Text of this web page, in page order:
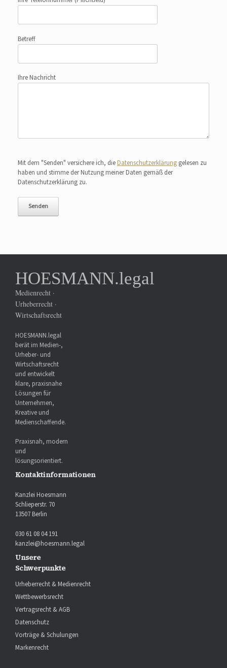
Betreff
Ihre Nachricht
Mit dem "Senden" versichere ich, die Datenschutzerklärung gelesen zu
haben und stimme der Nutzung meiner Daten gemäß der
Datenschutzerklärung zu.
HOESMANN.legal
Medienrecht ·
Urheberrecht ·
Wirtschaftsrecht
HOESMANN.legal
berät im Medien-,
Urheber- und
Wirtschaftsrecht
und entwickelt
klare, praxisnahe
Lösungen für
Unternehmen,
Kreative und
Medienschaffende.
Praxisnah, modern
und
lösungsorientiert.
Kontaktinformationen
Kanzlei Hoesmann
Schlieperstr. 70
13507 Berlin
030 61 08 04 191
kanzlei@hoesmann.legal
Unsere
Schwerpunkte
Urheberrecht & Medienrecht
Wettbewerbsrecht
Vertragsrecht & AGB
Datenschutz
Vorträge & Schulungen
Markenrecht